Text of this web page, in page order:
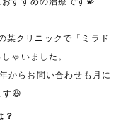
某クリニックで「ミラド
ゃいました。
からお問い合わせも月に
す😃
？